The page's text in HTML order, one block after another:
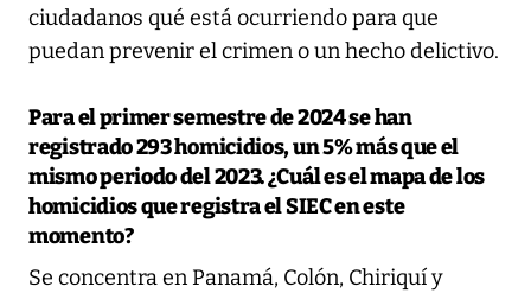
ciudadanos qué está ocurriendo para que
puedan prevenir el crimen o un hecho delictivo.
Para el primer semestre de 2024 se han
registrado 293 homicidios, un 5% más que el
mismo periodo del 2023. ¿Cuál es el mapa de los
homicidios que registra el SIEC en este
momento?
Se concentra en Panamá, Colón, Chiriquí y